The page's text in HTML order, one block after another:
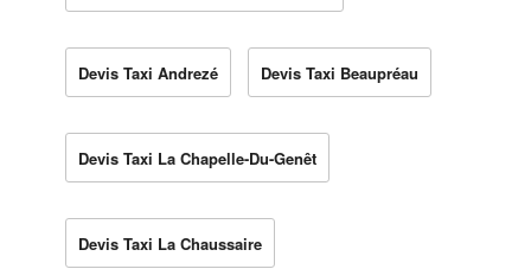
Devis Taxi Andrezé Devis Taxi Beaupréau
Devis Taxi La Chapelle-Du-Genêt
Devis Taxi La Chaussaire